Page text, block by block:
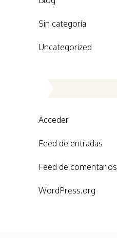
Sin categoría
Uncategorized
Acceder
Feed de entradas
Feed de comentarios
WordPress.org